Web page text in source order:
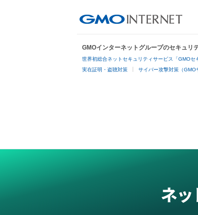
GMOインターネットグループのセキュリ
世界初総合ネットセキュリティサービス「GMOセ
実在証明・盗聴対策 サイバー攻撃対策（GMO